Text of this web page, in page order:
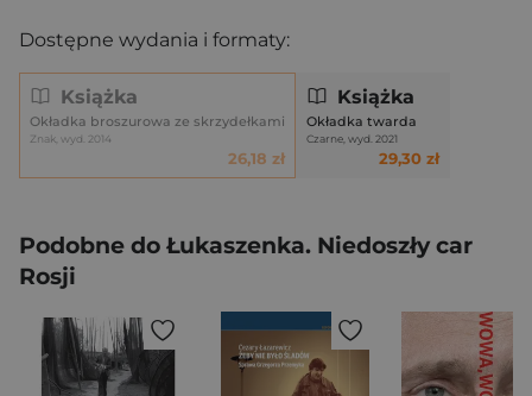
Dostępne wydania i formaty:
Książka
Okładka broszurowa ze skrzydełkami
Znak, wyd. 2014
26,18 zł
Książka
Okładka twarda
Czarne, wyd. 2021
29,30 zł
Podobne do Łukaszenka. Niedoszły car
Rosji